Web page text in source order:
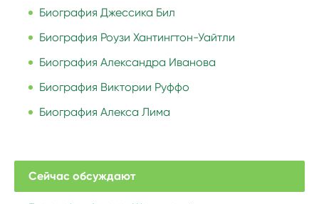
Биография Джессика Бил
Биография Роузи Хантингтон-Уайтли
Биография Александра Иванова
Биография Виктории Руффо
Биография Алекса Лима
Сейчас обсуждают